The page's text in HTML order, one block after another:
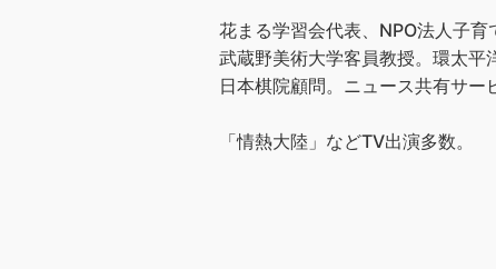
花まる学習会代表、NPO法人子育
武蔵野美術大学客員教授。環太平
日本棋院顧問。ニュース共有サー
「情熱大陸」などTV出演多数。